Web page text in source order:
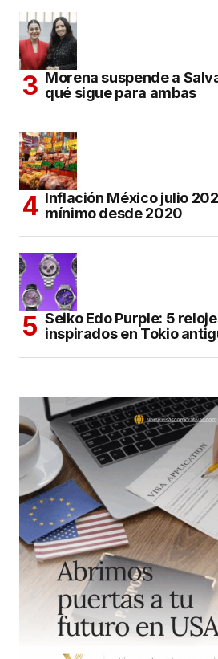
Morena suspende a
qué sigue para ambas
Inflación México julio
mínimo desde 2020
Seiko Edo Purple: 5
inspirados en Tokio